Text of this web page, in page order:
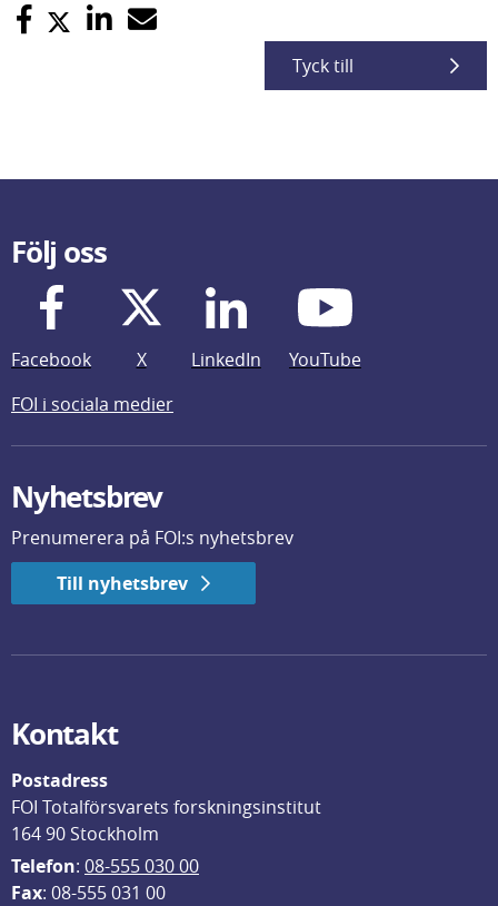
Tyck till
Följ oss
Facebook X LinkedIn
YouTube
FOI i sociala medier
Nyhetsbrev
Prenumerera på FOI:s nyhetsbrev
Till nyhetsbrev
Kontakt
Postadress
FOI Totalförsvarets forskningsinstitut
164 90 Stockholm
Telefon: 08-555 030 00
Fax: 08-555 031 00